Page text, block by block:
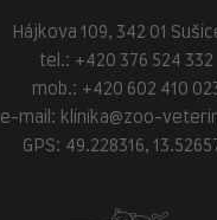
Hájkova 109, 342 01
tel.: +420 376 524 332
mob.: +420 602 410
e-mail: klinika@zoo-
GPS: 49.228316,